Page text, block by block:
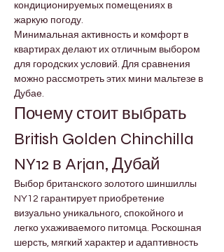
кондиционируемых помещениях в
жаркую погоду.
Минимальная активность и комфорт в
квартирах делают их отличным выбором
для городских условий. Для сравнения
можно рассмотреть этих мини мальтезе в
Дубае.
Почему стоит выбрать
British Golden Chinchilla
NY12 в Arjan, Дубай
Выбор британского золотого шиншиллы
NY12 гарантирует приобретение
визуально уникального, спокойного и
легко ухаживаемого питомца. Роскошная
шерсть, мягкий характер и адаптивность